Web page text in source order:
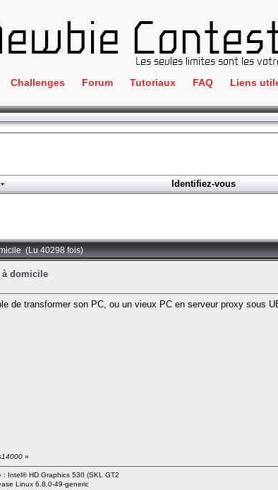
Challenges
Crackme
ClientSide
Forensics
Programmation
Stéganographie
Wargame
Forum Tutoriaux FAQ Liens
IRC
Identifiez-vous
(Lu 40298 fois)
à domicile
de transformer son PC, ou un vieux PC en serveur proxy sous
»
Intel® HD Graphics 530 (SKL GT2
Linux 6.8.0-49-generic